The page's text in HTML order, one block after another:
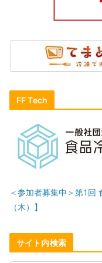
FF Tech
＜参加者募集中＞第1回
（木）】
サイト内検索